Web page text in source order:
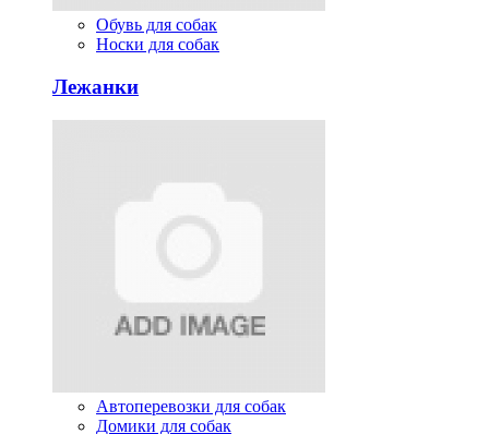
Обувь для собак
Носки для собак
Лежанки
Автоперевозки для собак
Домики для собак